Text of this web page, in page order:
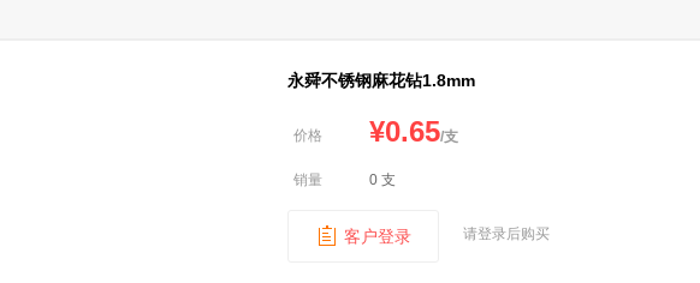
永舜不锈钢麻花钻1.8mm
价格 ¥0.65/支
销量 0 支
客户登录 请登录后购买